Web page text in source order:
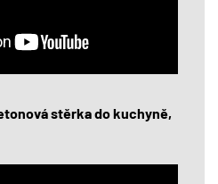
stěrka do kuchyně,